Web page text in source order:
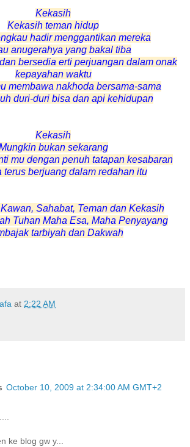
Kekasih
Kekasih teman hidup
hadir menggantikan mereka
anugerahya yang bakal tiba
bersedia erti perjuangan dalam onak
kepayahan waktu
membawa nakhoda bersama-sama
duri-duri bisa dan api kehidupan
Kekasih
bukan sekarang
mu dengan penuh tatapan kesabaran
terus berjuang dalam redahan itu
Sahabat, Teman dan Kekasih
Tuhan Maha Esa, Maha Penyayang
tarbiyah dan Dakwah
at 2:22 AM
October 10, 2009 at 2:34:00 AM GMT+2
ke blog gw y...